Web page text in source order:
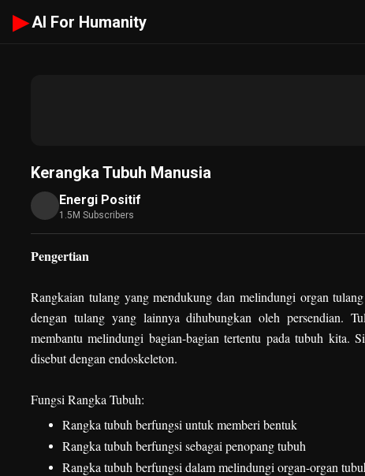
▶ AI For Humanity
Kerangka Tubuh Manusia
Energi Positif
1.5M Subscribers
Pengertian
Rangkaian tulang yang mendukung dan melindungi organ
dengan tulang yang lainnya dihubungkan oleh persendian.
membantu melindungi bagian-bagian tertentu pada tubuh
disebut dengan endoskeleton.
Fungsi Rangka Tubuh:
Rangka tubuh berfungsi untuk memberi bentuk
Rangka tubuh berfungsi sebagai penopang tubuh
Rangka tubuh berfungsi dalam melindungi organ-organ